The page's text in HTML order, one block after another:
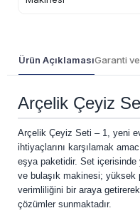
Ürün AçıklamasıGaranti
Arçelik Çeyiz
Arçelik Çeyiz Seti – 1, yeni
ihtiyaçlarını karşılamak
eşya paketidir. Set içerisinde
ve bulaşık makinesi; yüksek
verimliliğini bir araya
çözümler sunmaktadır.